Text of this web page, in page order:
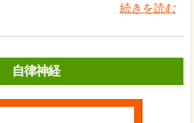
続きを読む
自律神経